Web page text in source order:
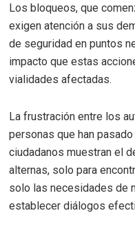
Los bloqueos, que
exigen atención a sus
de seguridad en puntos
impacto que estas
vialidades afectadas.
La frustración entre los
personas que han
ciudadanos muestran el
alternas, solo para
solo las necesidades de
establecer diálogos